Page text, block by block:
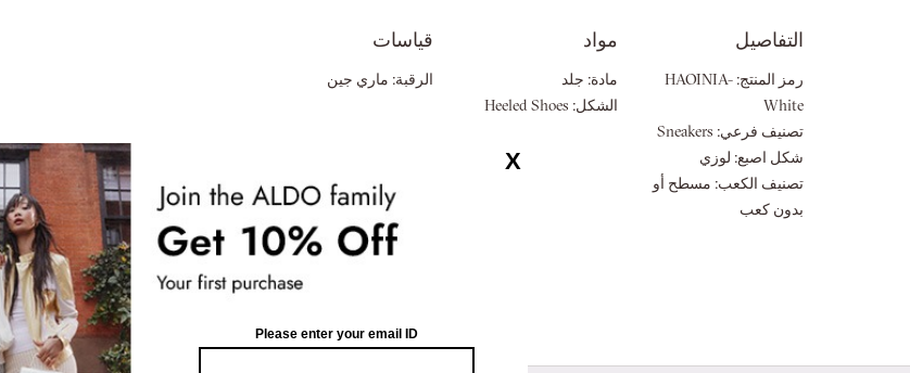
بداية
الصور
التفاصيل
رمز المنتج: HAOINIA-
White
تصنيف فرعي: Sneakers
شكل اصبع: لوزي
تصنيف الكعب: مسطح أو
بدون كعب
مواد
مادة: جلد
الشكل: Heeled Shoes
قياسات
الرقبة: ماري جين